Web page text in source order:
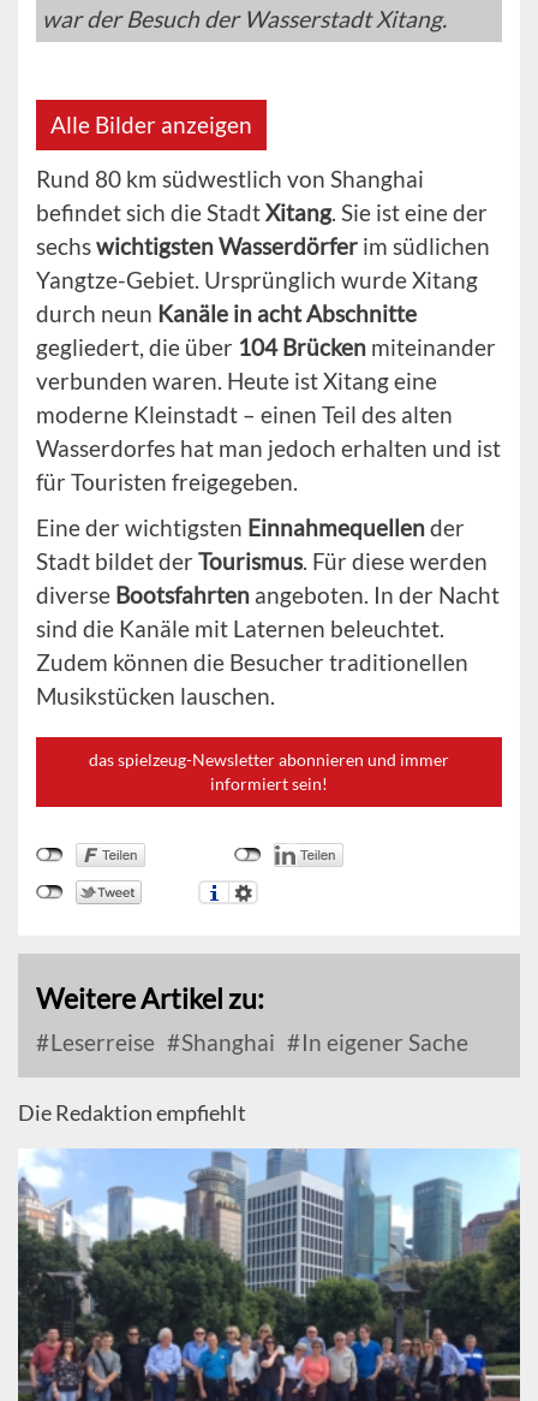
war der Besuch der Wasserstadt Xitang.
Alle Bilder anzeigen
Rund 80 km südwestlich von Shanghai
befindet sich die StadtXitang. Sie ist eine der
sechswichtigsten Wasserdörfer im südlichen
Yangtze-Gebiet. Ursprünglich wurde Xitang
durch neun Kanäle in acht Abschnitte
gegliedert, die über 104 Brücken miteinander
verbunden waren. Heute ist Xitang eine
moderne Kleinstadt – einen Teil des alten
Wasserdorfes hat man jedoch erhalten und ist
für Touristen freigegeben.
Eine der wichtigsten Einnahmequellender
Stadt bildet derTourismus. Für diese werden
diverse Bootsfahrten angeboten. In der Nacht
sind die Kanäle mit Laternen beleuchtet.
Zudem können die Besucher traditionellen
Musikstücken lauschen.
das spielzeug-Newsletter abonnieren und immer
informiert sein!
Weitere Artikel zu:
Leserreise Shanghai In eigener Sache
Die Redaktion empfiehlt